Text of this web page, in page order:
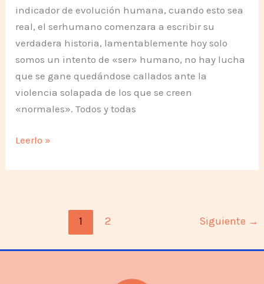
indicador de evolución humana, cuando esto sea
real, el serhumano comenzara a escribir su
verdadera historia, lamentablemente hoy solo
somos un intento de «ser» humano, no hay lucha
que se gane quedándose callados ante la
violencia solapada de los que se creen
«normales». Todos y todas
Plantón
la
Leerlo »
1 2 Siguiente →